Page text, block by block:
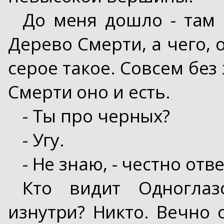
До меня дошло - там
Дерево Смерти, а чего,
серое такое. Совсем
Смерти оно и есть.
- Ты про черных?
- Угу.
- Не знаю, - честно
Кто видит
изнутри? Никто.